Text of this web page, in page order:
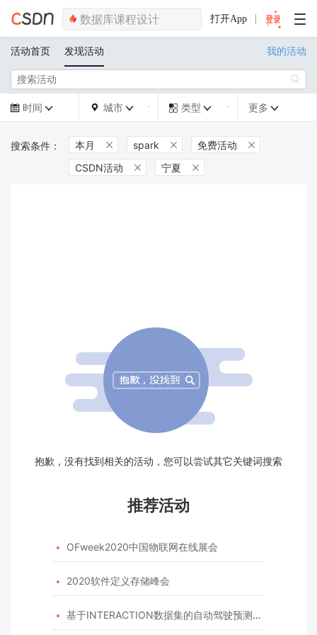
打开App
活动首页 发现活动 我的活动

 时间   城市   类型  更多 
本月  spark  免费活动 
CSDN活动  宁夏 
抱歉，没有找到相关的活动，您可以尝试其它关键词搜索
推荐活动
 OFweek2020中国物联网在线展会
 2020软件定义存储峰会
 基于INTERACTION数据集的自动驾驶预测模型挑战赛